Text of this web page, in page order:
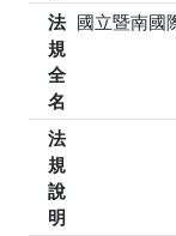
法
規
全
名
國立暨南國
法
規
說
明